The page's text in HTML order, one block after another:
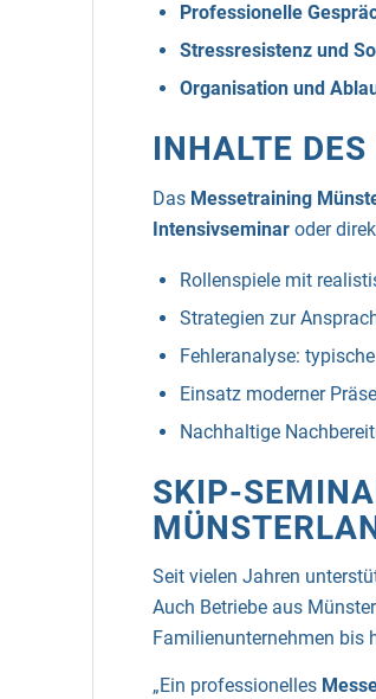
Professionelle
Stressresistenz und
Organisation und
INHALTE
Das Messetraining
Intensivseminar oder
Rollenspiele mit
Strategien zur
Fehleranalyse:
Einsatz moderner
Nachhaltige
SKIP-
Seit vielen Jahren
Auch Betriebe aus
Familienunternehmen bis
„Ein professionelles